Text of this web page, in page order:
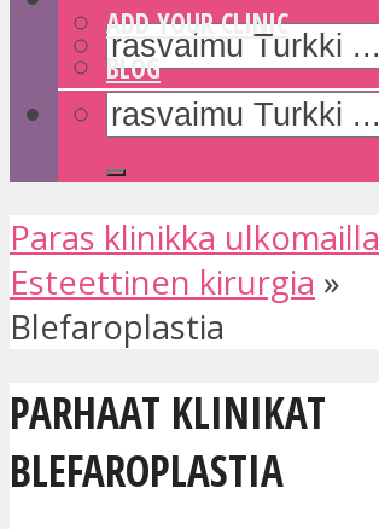
ADD YOUR CLINIC
BLOG
Paras klinikka ulkomailla
Esteettinen kirurgia »
Blefaroplastia
PARHAAT KLINIKAT
BLEFAROPLASTIA